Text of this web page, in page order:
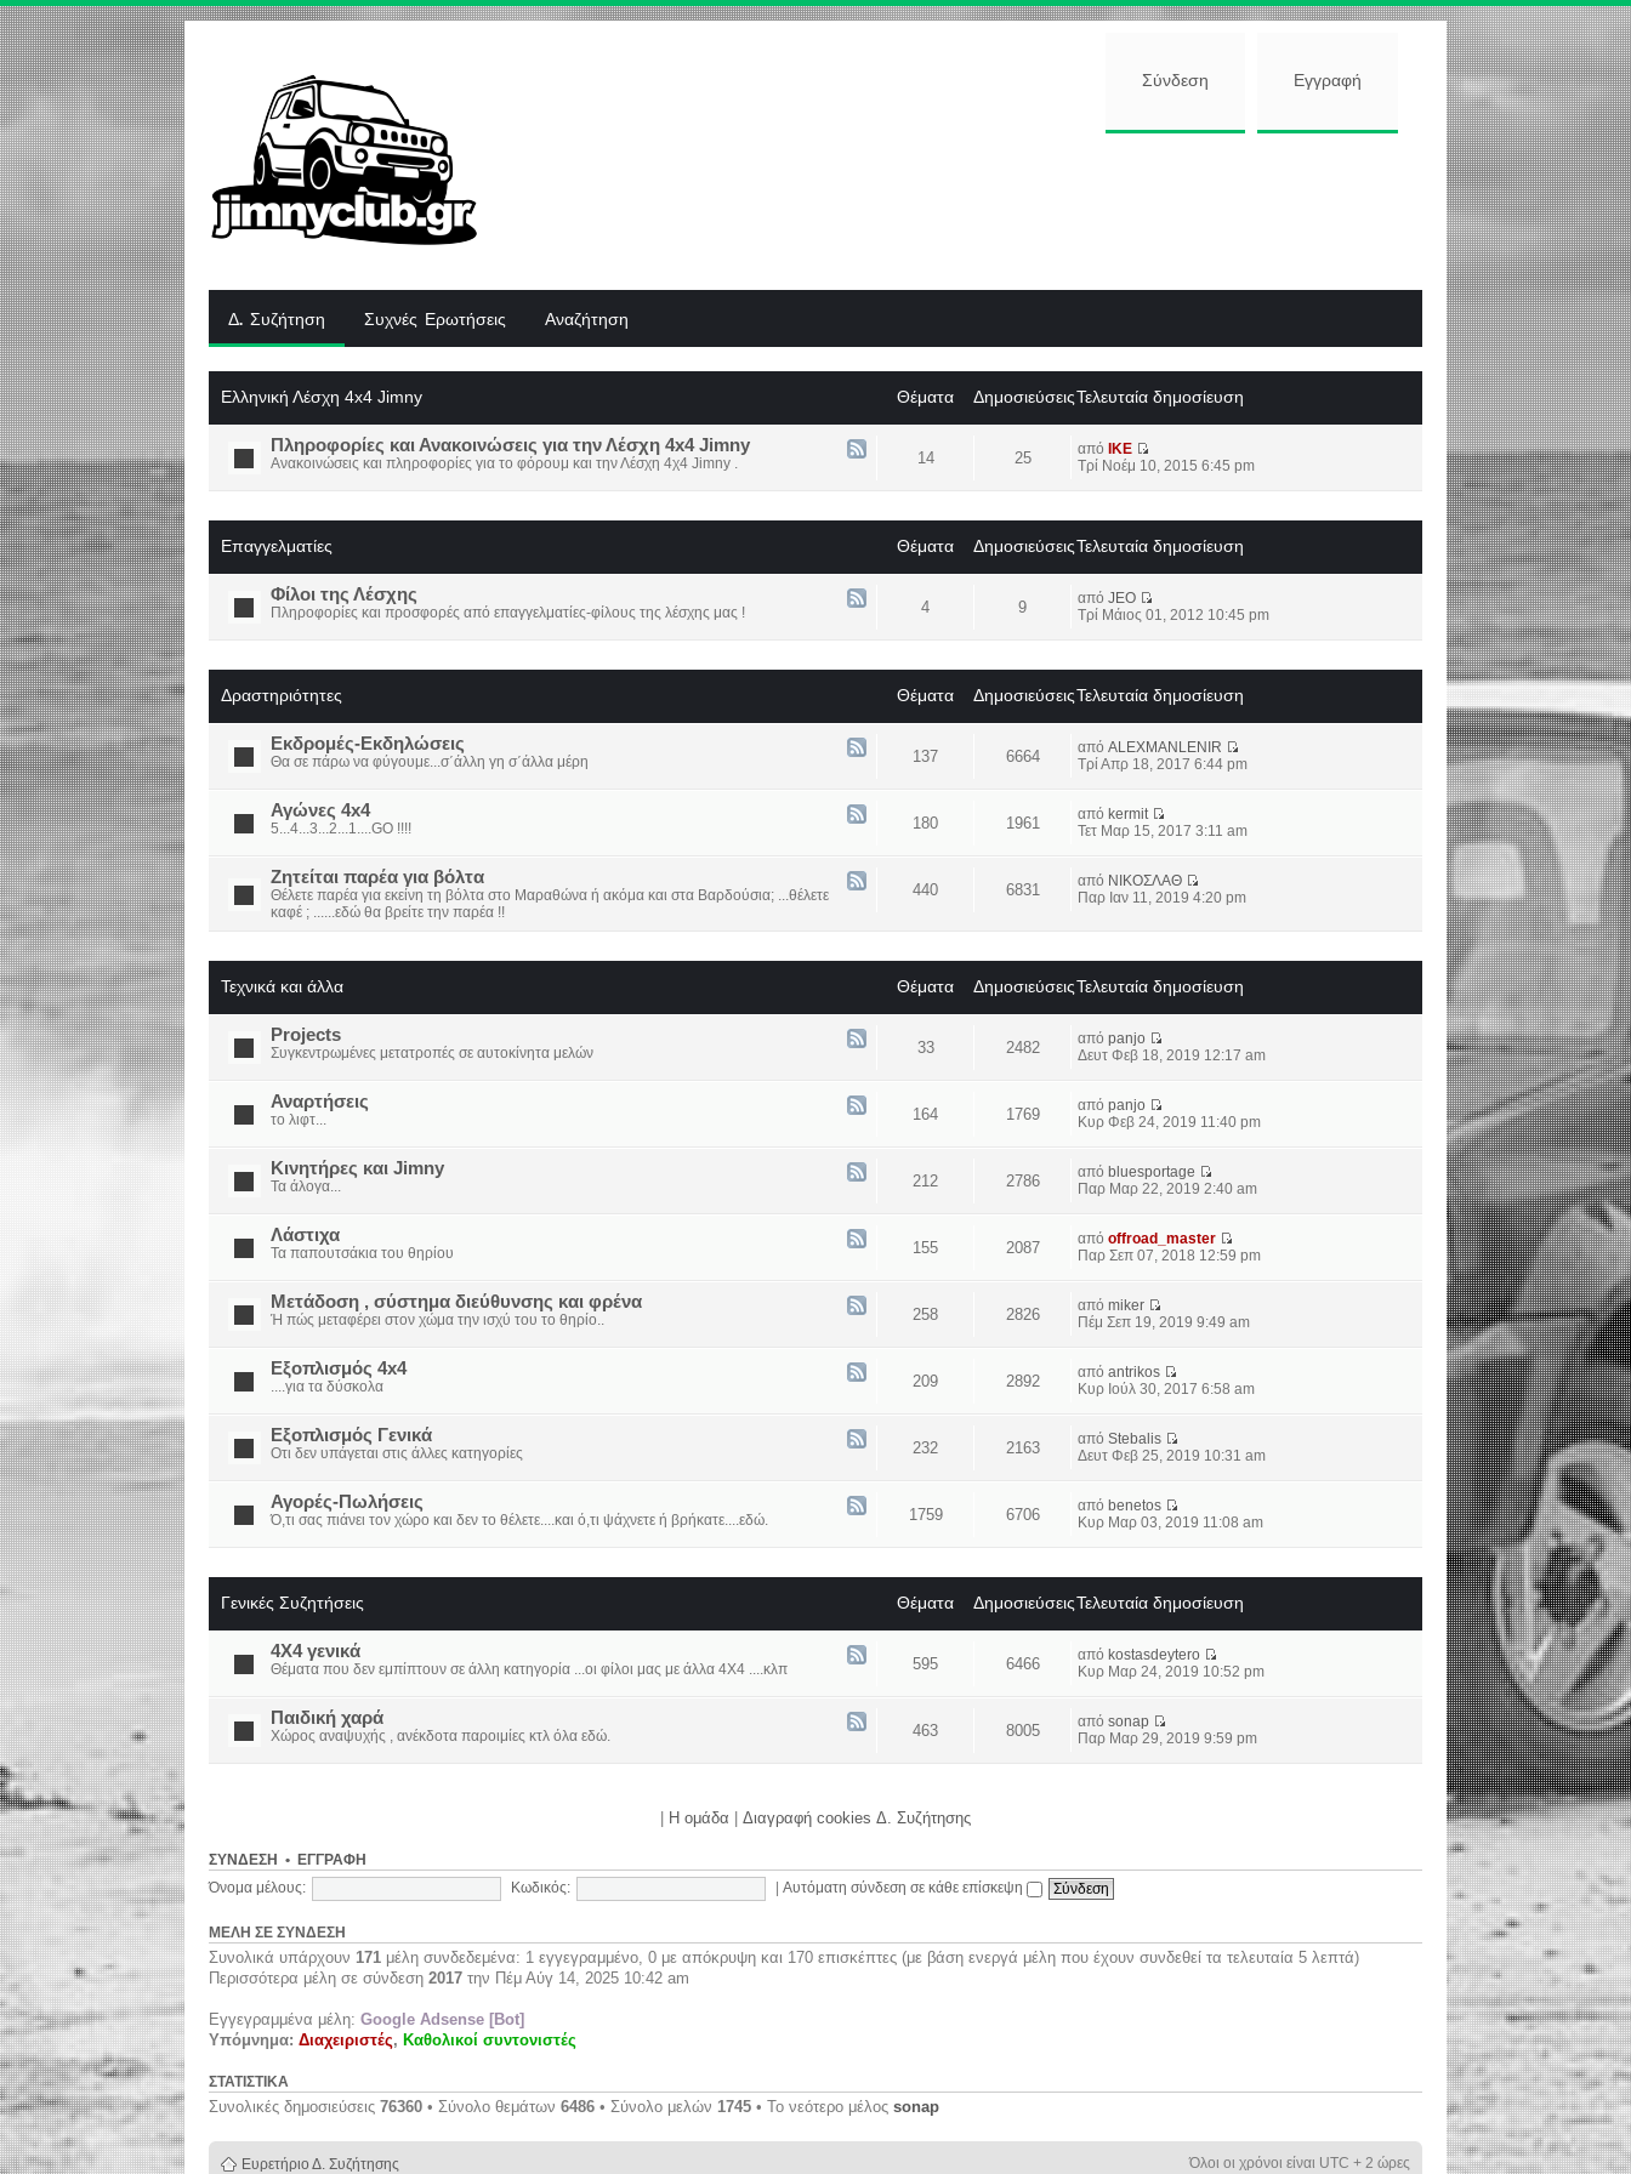
Σύνδεση Εγγραφή
Δ. Συζήτηση Συχνές Ερωτήσεις Αναζήτηση
Ελληνική Λέσχη 4x4 Jimny Θέματα ΔημοσιεύσειςΤελευταία δημοσίευση
Πληροφορίες και Ανακοινώσεις για την Λέσχη 4x4 Jimny
Ανακοινώσεις και πληροφορίες για το φόρουμ και την Λέσχη 4χ4 Jimny . 14 25 από
IKE
Τρί Νοέμ 10, 2015 6:45 pm
Επαγγελματίες Θέματα ΔημοσιεύσειςΤελευταία δημοσίευση
Φίλοι της Λέσχης
Πληροφορίες και προσφορές από επαγγελματίες-φίλους της λέσχης μας ! 4 9 απόJEO
Τρί Μάιος 01, 2012 10:45 pm
Δραστηριότητες Θέματα ΔημοσιεύσειςΤελευταία δημοσίευση
Εκδρομές-Εκδηλώσεις
Θα σε πάρω να φύγουμε...σ΄άλλη γη σ΄άλλα μέρη 137 6664 απόALEXMANLENIR
Τρί Απρ 18, 2017 6:44 pm
Αγώνες 4x4
5...4...3...2...1....GO !!!! 180 1961 από kermit
Τετ Μαρ 15, 2017 3:11 am
Ζητείται παρέα για βόλτα
Θέλετε παρέα για εκείνη τη βόλτα στο Μαραθώνα ή ακόμα και στα Βαρδούσια; ...θέλετε
καφέ ; ......εδώ θα βρείτε την παρέα !!
440 6831 από ΝΙΚΟΣΛΑΘ
Παρ Ιαν 11, 2019 4:20 pm
Τεχνικά και άλλα Θέματα ΔημοσιεύσειςΤελευταία δημοσίευση
Projects
Συγκεντρωμένες μετατροπές σε αυτοκίνητα μελών 33 2482 απόpanjo
Δευτ Φεβ 18, 2019 12:17 am
Αναρτήσεις
το λιφτ... 164 1769 απόpanjo
Κυρ Φεβ 24, 2019 11:40 pm
Κινητήρες και Jimny
Τα άλογα... 212 2786 από bluesportage
Παρ Μαρ 22, 2019 2:40 am
Λάστιχα
Τα παπουτσάκια του θηρίου 155 2087 απόoffroad_master
Παρ Σεπ 07, 2018 12:59 pm
Μετάδοση , σύστημα διεύθυνσης και φρένα
Ή πώς μεταφέρει στον χώμα την ισχύ του το θηρίο.. 258 2826 απόmiker
Πέμ Σεπ 19, 2019 9:49 am
Εξοπλισμός 4x4
....για τα δύσκολα 209 2892 απόantrikos
Κυρ Ιούλ 30, 2017 6:58 am
Εξοπλισμός Γενικά
Οτι δεν υπάγεται στις άλλες κατηγορίες 232 2163 απόStebalis
Δευτ Φεβ 25, 2019 10:31 am
Αγορές-Πωλήσεις
Ό,τι σας πιάνει τον χώρο και δεν το θέλετε....και ό,τι ψάχνετε ή βρήκατε....εδώ. 1759 6706 από benetos
Κυρ Μαρ 03, 2019 11:08 am
Γενικές Συζητήσεις Θέματα ΔημοσιεύσειςΤελευταία δημοσίευση
4X4 γενικά
Θέματα που δεν εμπίπτουν σε άλλη κατηγορία ...οι φίλοι μας με άλλα 4Χ4 ....κλπ 595 6466 από kostasdeytero
Κυρ Μαρ 24, 2019 10:52 pm
Παιδική χαρά
Χώρος αναψυχής , ανέκδοτα παροιμίες κτλ όλα εδώ. 463 8005 απόsonap
Παρ Μαρ 29, 2019 9:59 pm
Η ομάδα Διαγραφή cookies Δ. Συζήτησης
ΣΎΝΔΕΣΗ • ΕΓΓΡΑΦΉ
Όνομα μέλους: Κωδικός: Αυτόματη σύνδεση σε κάθε επίσκεψη
ΜΈΛΗ ΣΕ ΣΎΝΔΕΣΗ
Συνολικά υπάρχουν 171 μέλη συνδεδεμένα: 1 εγγεγραμμένο, 0 με απόκρυψη και 170 επισκέπτες (με βάση ενεργά μέλη που έχουν συνδεθεί τα τελευταία 5 λεπτά)
Περισσότερα μέλη σε σύνδεση 2017 την Πέμ Αύγ 14, 2025 10:42 am
Εγγεγραμμένα μέλη: Google Adsense [Bot]
Υπόμνημα: Διαχειριστές, Καθολικοί συντονιστές
ΣΤΑΤΙΣΤΙΚΆ
Συνολικές δημοσιεύσεις 76360 • Σύνολο θεμάτων 6486 • Σύνολο μελών 1745 • Το νεότερο μέλος sonap
Ευρετήριο Δ. Συζήτησης Όλοι οι χρόνοι είναι UTC + 2 ώρες